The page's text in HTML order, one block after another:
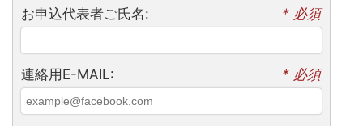
お申込代表者ご氏名: * 必須
連絡用E-MAIL: * 必須